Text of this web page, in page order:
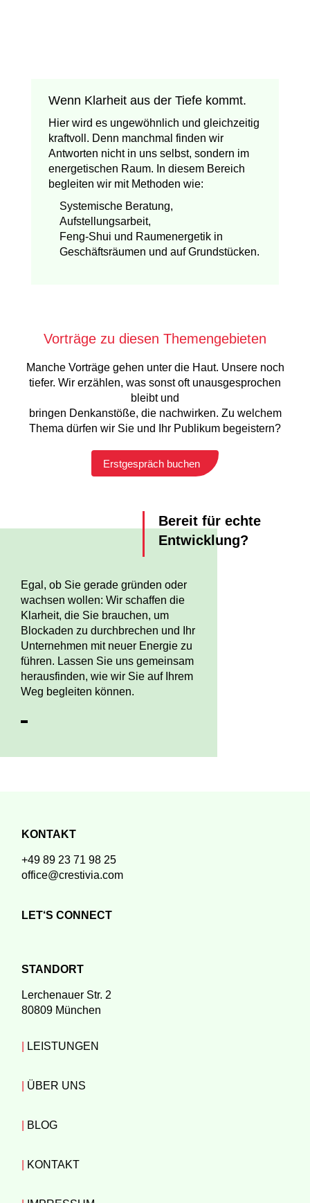
Wenn Klarheit aus der Tiefe kommt.
Hier wird es ungewöhnlich und gleichzeitig
kraftvoll. Denn manchmal finden wir
Antworten nicht in uns selbst, sondern im
energetischen Raum. In diesem Bereich
begleiten wir mit Methoden wie:
Systemische Beratung,
Aufstellungsarbeit,
Feng-Shui und Raumenergetik in
Geschäftsräumen und auf Grundstücken.
Vorträge zu diesen Themengebieten
Manche Vorträge gehen unter die Haut. Unsere noch
tiefer. Wir erzählen, was sonst oft unausgesprochen
bleibt und
bringen Denkanstöße, die nachwirken. Zu welchem
Thema dürfen wir Sie und Ihr Publikum begeistern?
Erstgespräch buchen
Bereit für echte
Entwicklung?
Egal, ob Sie gerade gründen oder
wachsen wollen: Wir schaffen die
Klarheit, die Sie brauchen, um
Blockaden zu durchbrechen und Ihr
Unternehmen mit neuer Energie zu
führen. Lassen Sie uns gemeinsam
herausfinden, wie wir Sie auf Ihrem
Weg begleiten können.
KONTAKT
+49 89 23 71 98 25
office@crestivia.com
LET‘S CONNECT
STANDORT
Lerchenauer Str. 2
80809 München
LEISTUNGEN
ÜBER UNS
BLOG
KONTAKT